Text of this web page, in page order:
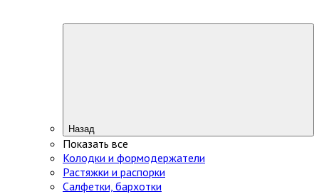
Назад
Показать все
Колодки и формодержатели
Растяжки и распорки
Салфетки, бархотки